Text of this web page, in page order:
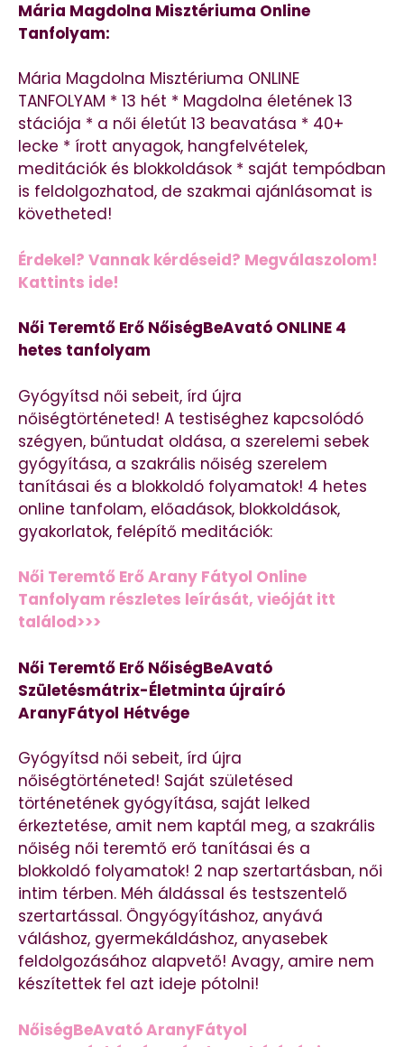
Mária Magdolna Misztériuma Online
Tanfolyam:
Mária Magdolna Misztériuma ONLINE
TANFOLYAM * 13 hét * Magdolna életének 13
stációja * a női életút 13 beavatása * 40+
lecke * írott anyagok, hangfelvételek,
meditációk és blokkoldások * saját tempódban
is feldolgozhatod, de szakmai ajánlásomat is
követheted!
Érdekel? Vannak kérdéseid? Megválaszolom!
Kattints ide!
Női Teremtő Erő NőiségBeAvató ONLINE 4
hetes tanfolyam
Gyógyítsd női sebeit, írd újra
nőiségtörténeted! A testiséghez kapcsolódó
szégyen, bűntudat oldása, a szerelemi sebek
gyógyítása, a szakrális nőiség szerelem
tanításai és a blokkoldó folyamatok! 4 hetes
online tanfolam, előadások, blokkoldások,
gyakorlatok, felépítő meditációk:
Női Teremtő Erő Arany Fátyol Online
Tanfolyam részletes leírását, vieóját itt
találod>>>
Női Teremtő Erő NőiségBeAvató
Születésmátrix-Életminta újraíró
AranyFátyol Hétvége
Gyógyítsd női sebeit, írd újra
nőiségtörténeted! Saját születésed
történetének gyógyítása, saját lelked
érkeztetése, amit nem kaptál meg, a szakrális
nőiség női teremtő erő tanításai és a
blokkoldó folyamatok! 2 nap szertartásban, női
intim térben. Méh áldással és testszentelő
szertartással. Öngyógyításhoz, anyává
váláshoz, gyermekáldáshoz, anyasebek
feldolgozásához alapvető! Avagy, amire nem
készítettek fel azt ideje pótolni!
NőiségBeAvató AranyFátyol